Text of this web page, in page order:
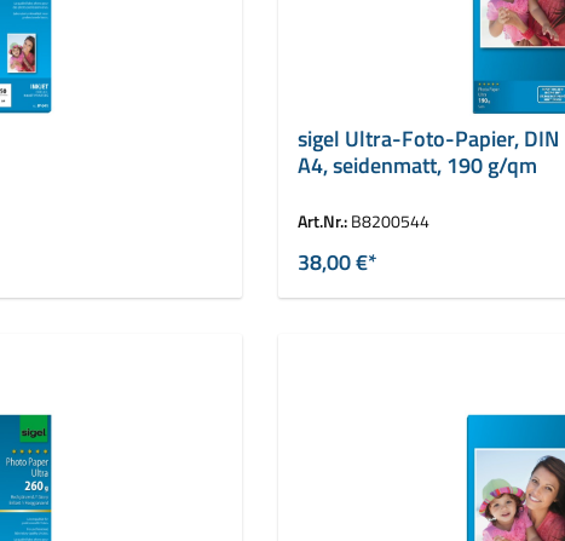
sigel Ultra-Foto-Papier, DIN
A4, seidenmatt, 190 g/qm
Art.Nr.:B8200544
38,00 €*